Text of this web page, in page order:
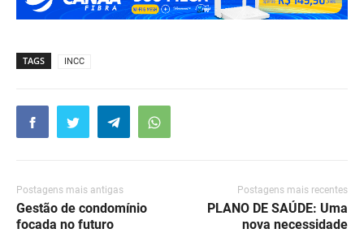
TAGS INCC
Postagens mais antigas
Gestão de condomínio
focada no futuro
Postagens mais recentes
PLANO DE SAÚDE: Uma
nova necessidade